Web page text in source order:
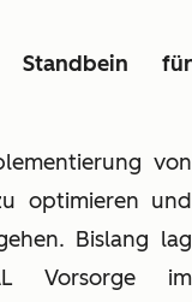
Standbein für
von
optimieren und
Bislang lag
Vorsorge im